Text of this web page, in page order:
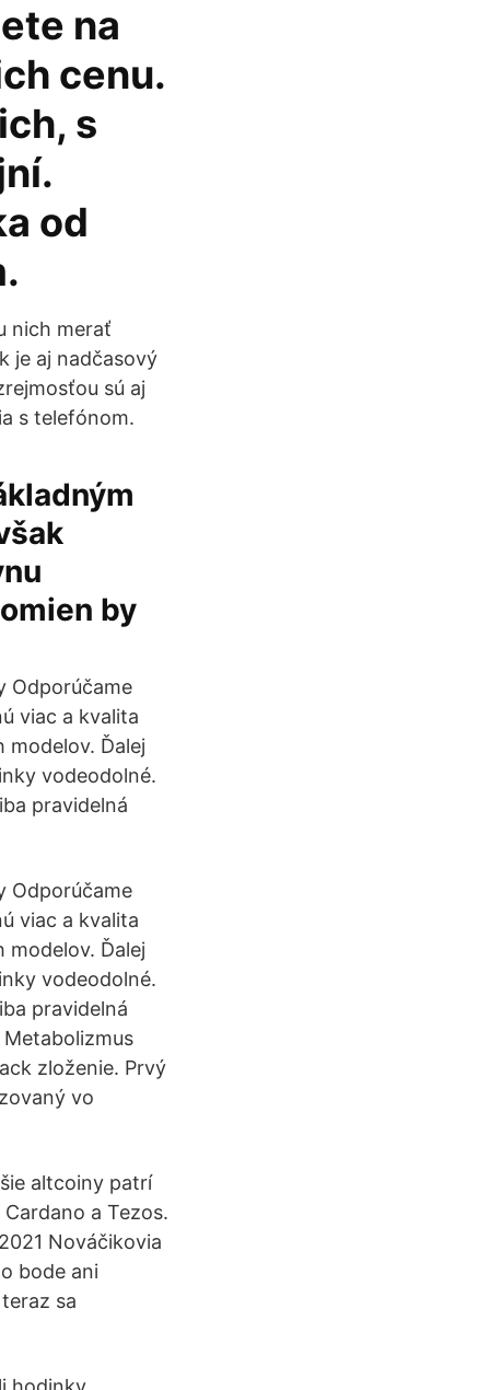
na
cenu.
s
od
nich merať
je aj nadčasový
sú aj
s telefónom.
by
Odporúčame
viac a kvalita
modelov. Ďalej
vodeodolné.
pravidelná
Odporúčame
viac a kvalita
modelov. Ďalej
vodeodolné.
pravidelná
zloženie. Prvý
vo
altcoiny patrí
a Tezos.
Nováčikovia
bode ani
sa